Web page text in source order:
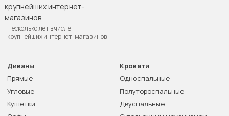
Несколько лет в числе
крупнейших интернет-магазинов
Диваны
Прямые
Угловые
Кушетки
Кровати
Односпальные
Полутороспальные
Двуспальные